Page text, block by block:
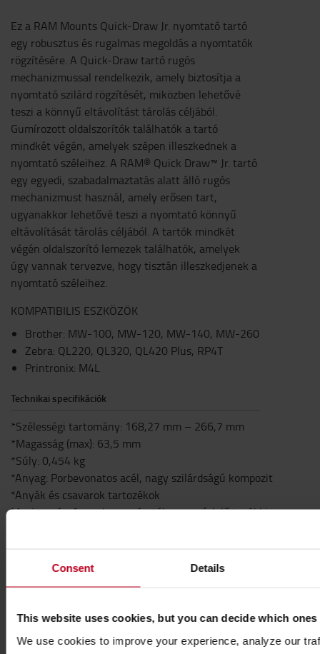
Consent Details
This website uses cookies, but you can decide which ones
We use cookies to improve your experience, analyze our
Ez a RAM Mounts Quick-Draw Jr. nyomtató tartó
egy robusztus és rugalmas megoldás a nyomtatók
rögzítésére. A Quick-Draw tartó rugós
mechanizmussal rendelkezik, amely biztosítja a
nyomtató szilárd rögzítését, miközben lehetővé
teszi a könnyű eltávolítást tárolás céljából.
Gumírozott oldalszorítók találhatók a tartó
mindkét végén, amelyek szépen illeszkednek a
nyomtató széleihez. A RAM® Quick Draw™ Jr. tartó
egy egyedi, szabadalmaztatás alatt álló rugós
mechanizmust használ, amely erősen tart,
ugyanakkor lehetővé teszi a nyomtató könnyű
eltávolítását tárolás céljából. A tartók mindkét
végén oldalszorító lemezek találhatók, amelyek
úgy vannak tervezve, hogy tisztán illeszkedjenek a
nyomtató széleihez.
KOMPATIBILIS ESZKÖZÖK
Brother: MW-100, MW-120, MW-140, MW-260
Zebra: QL220, QL320, QL420 Plus, RP4T
Printronix: M4L
Technikai specifikációk
*Szélességi tartomány: 168,27 mm – 266,7 mm
*Magasság (max): 63,5 mm
*Súly: 0,454 kg
*Anyag: Porbevonatos acél, nagy szilárdságú kompozit
*Anyák és csavarok tartozékok
Megjegyzés: A rendszer méretéhez megfelelő további
Specifikáció
Magasság :6,4